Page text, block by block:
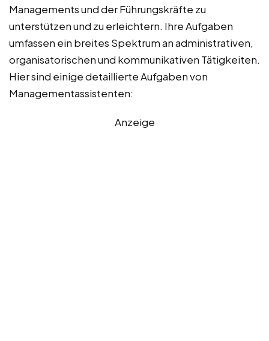
Managements und der Führungskräfte zu
unterstützen und zu erleichtern. Ihre Aufgaben
umfassen ein breites Spektrum an administrativen,
organisatorischen und kommunikativen Tätigkeiten.
Hier sind einige detaillierte Aufgaben von
Managementassistenten:
Anzeige